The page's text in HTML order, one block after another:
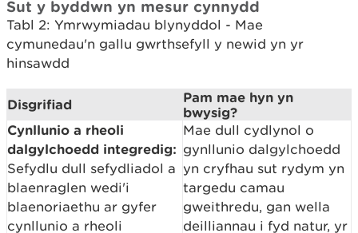
Sut y byddwn yn mesur cynnydd
Tabl 2: Ymrwymiadau blynyddol - Mae
cymunedau'n gallu gwrthsefyll y newid yn yr
hinsawdd
Disgrifiad
Pam mae hyn yn
bwysig?
Cynllunio a rheoli
dalgylchoedd integredig:
Sefydlu dull sefydliadol a
blaenraglen wedi'i
blaenoriaethu ar gyfer
cynllunio a rheoli
Mae dull cydlynol o
gynllunio dalgylchoedd
yn cryfhau sut rydym yn
targedu camau
gweithredu, gan wella
deilliannau i fyd natur, yr